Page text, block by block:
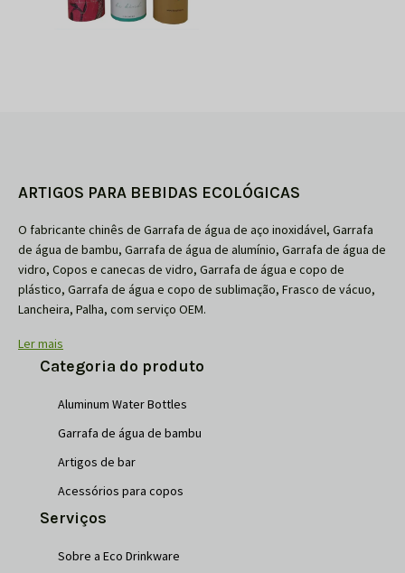
ARTIGOS PARA BEBIDAS ECOLÓGICAS
O fabricante chinês de Garrafa de água de aço inoxidável, Garrafa
de água de bambu, Garrafa de água de alumínio, Garrafa de água de
vidro, Copos e canecas de vidro, Garrafa de água e copo de
plástico, Garrafa de água e copo de sublimação, Frasco de vácuo,
Lancheira, Palha, com serviço OEM.
Ler mais
Categoria do produto
Aluminum Water Bottles
Garrafa de água de bambu
Artigos de bar
Acessórios para copos
Serviços
Sobre a Eco Drinkware